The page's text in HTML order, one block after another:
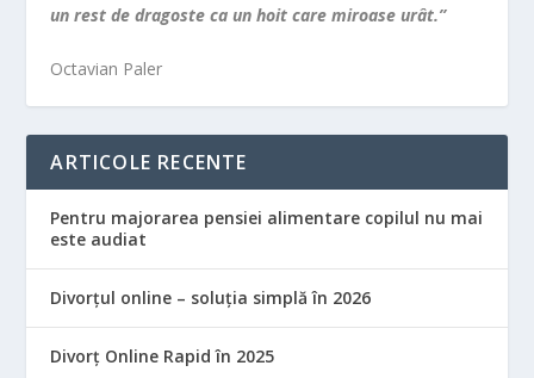
un rest de dragoste ca un hoit care miroase urât.”
Octavian Paler
ARTICOLE RECENTE
Pentru majorarea pensiei alimentare copilul nu mai
este audiat
Divorțul online – soluția simplă în 2026
Divorț Online Rapid în 2025